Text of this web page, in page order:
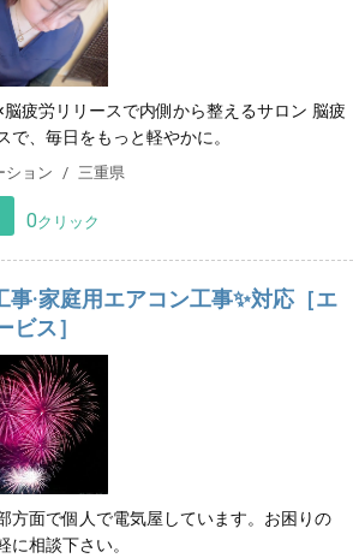
疲労リリースで内側から整えるサロン 脳疲
で、毎日をもっと軽やかに。
ション 三重県
0クリック
事·家庭用エアコン工事✨対応［エ
ビス］
方面で個人で電気屋しています。お困りの
に相談下さい。